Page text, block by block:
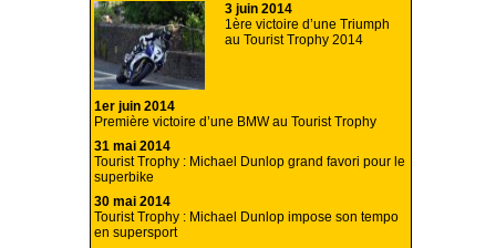
3 juin 2014
1ère victoire d’une Triumph
au Tourist Trophy 2014
1er juin 2014
Première victoire d’une BMW au Tourist Trophy
31 mai 2014
Tourist Trophy : Michael Dunlop grand favori pour le
superbike
30 mai 2014
Tourist Trophy : Michael Dunlop impose son tempo
en supersport